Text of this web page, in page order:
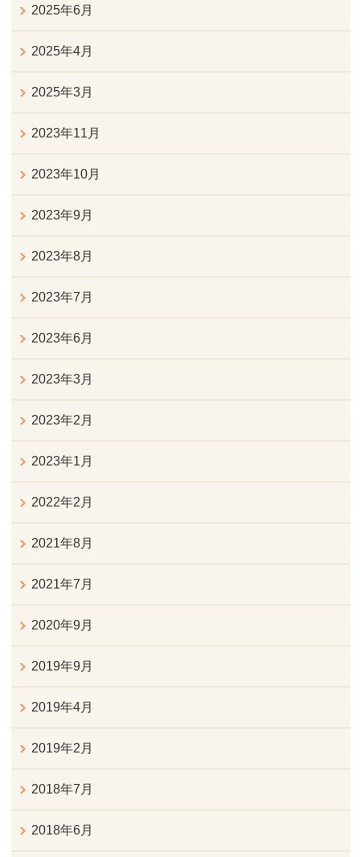
2025年6月
2025年4月
2025年3月
2023年11月
2023年10月
2023年9月
2023年8月
2023年7月
2023年6月
2023年3月
2023年2月
2023年1月
2022年2月
2021年8月
2021年7月
2020年9月
2019年9月
2019年4月
2019年2月
2018年7月
2018年6月